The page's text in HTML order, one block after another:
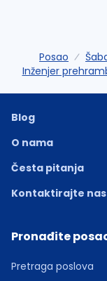
Posao
Inženjer
Blog
O nama
Česta pitanja
Kontaktirajte nas
Pronađite
Pretraga poslova